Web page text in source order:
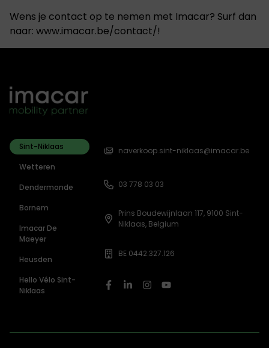
Wens je contact op te nemen met Imacar? Surf dan
naar: www.imacar.be/contact/!
Sint-Niklaas
Wetteren
Dendermonde
Bornem
Imacar De
Maeyer
Heusden
Hello Vélo Sint-
Niklaas
naverkoop.sint-niklaas@imacar.be
03 778 03 03
Prins Boudewijnlaan 117, 9100 Sint-
Niklaas, Belgium
BE 0442.327.126